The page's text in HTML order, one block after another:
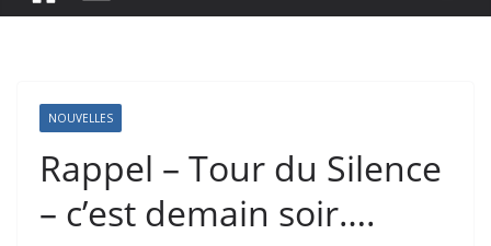
NOUVELLES
Rappel – Tour du Silence
– c’est demain soir….